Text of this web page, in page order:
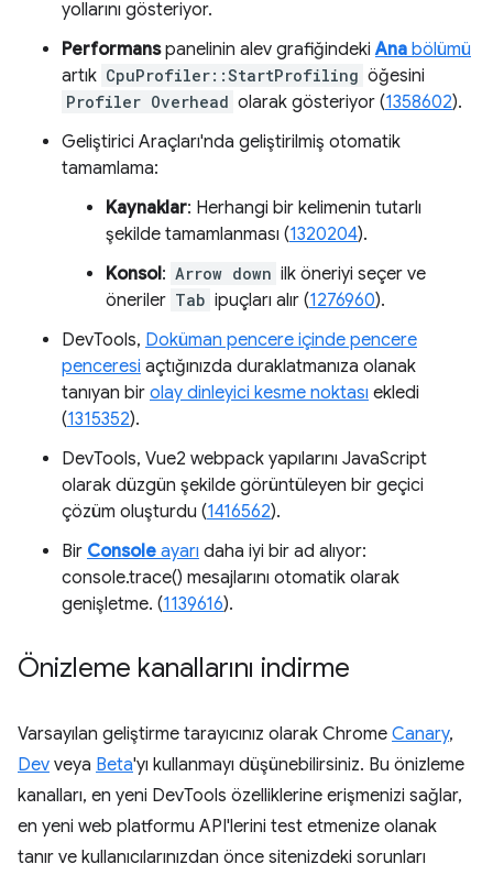
yollarını gösteriyor.
Performanspanelinin alev grafiğindekiAna bölümü
artık CpuProfiler::StartProfiling öğesini
Profiler Overhead olarak gösteriyor (1358602).
Geliştirici Araçları'nda geliştirilmiş otomatik
tamamlama:
Kaynaklar: Herhangi bir kelimenin tutarlı
şekilde tamamlanması (1320204).
Konsol: Arrow down ilk öneriyi seçer ve
öneriler Tab ipuçları alır (1276960).
DevTools, Doküman pencere içinde pencere
penceresi açtığınızda duraklatmanıza olanak
tanıyan bir olay dinleyici kesme noktası ekledi
(1315352).
DevTools, Vue2 webpack yapılarını JavaScript
olarak düzgün şekilde görüntüleyen bir geçici
çözüm oluşturdu (1416562).
Bir Console ayarı daha iyi bir ad alıyor:
console.trace() mesajlarını otomatik olarak
genişletme. (1139616).
Önizleme kanallarını indirme
Varsayılan geliştirme tarayıcınız olarak Chrome Canary,
Dev veya Beta'yı kullanmayı düşünebilirsiniz. Bu önizleme
kanalları, en yeni DevTools özelliklerine erişmenizi sağlar,
en yeni web platformu API'lerini test etmenize olanak
tanır ve kullanıcılarınızdan önce sitenizdeki sorunları